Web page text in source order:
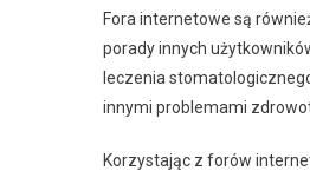
Fora internetowe są
porady innych
leczenia
innymi problemami
Korzystając z forów